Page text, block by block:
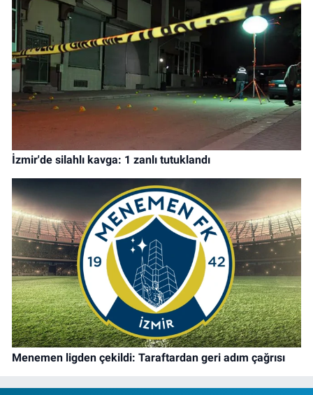
İzmir'de silahlı kavga: 1 zanlı tutuklandı
Menemen ligden çekildi: Taraftardan geri adım çağrısı